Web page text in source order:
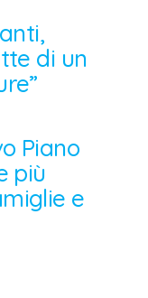
di un
Piano
più
e